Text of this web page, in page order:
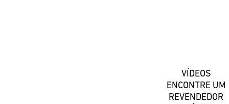
VÍDEOS
ENCONTRE UM
REVENDEDOR